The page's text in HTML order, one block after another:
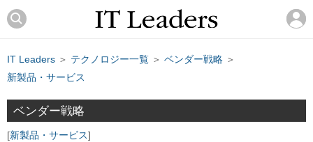
IT Leaders ＞ テクノロジー一覧 ＞ ベンダー戦略 ＞
新製品・サービス
ベンダー戦略
新製品・サービス